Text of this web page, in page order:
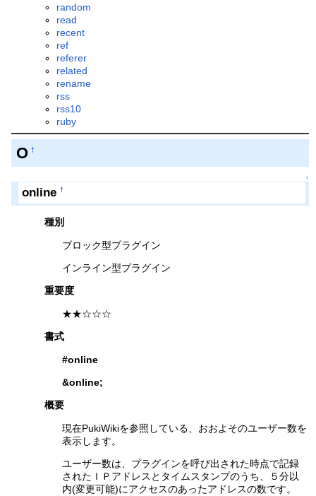
random
read
recent
ref
referer
related
rename
rss
rss10
ruby
O †
↑
online †
種別
ブロック型プラグイン
インライン型プラグイン
重要度
★★☆☆☆
書式
#online
&online;
概要
現在PukiWikiを参照している、おおよそのユーザー数を
表示します。
ユーザー数は、プラグインを呼び出された時点で記録
されたＩＰアドレスとタイムスタンプのうち、５分以
内(変更可能)にアクセスのあったアドレスの数です。